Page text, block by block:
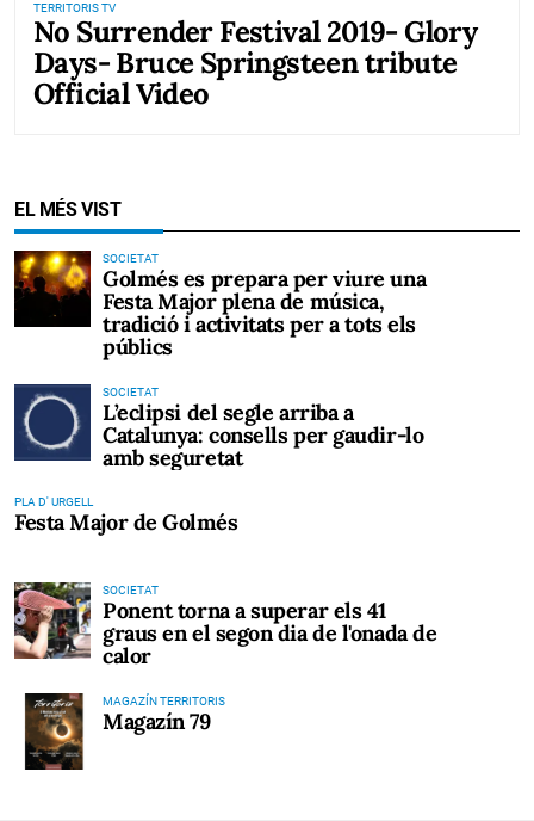
TERRITORIS TV
No Surrender Festival 2019- Glory
Days- Bruce Springsteen tribute
Official Video
EL MÉS VIST
SOCIETAT
Golmés es prepara per viure una
Festa Major plena de música,
tradició i activitats per a tots els
públics
SOCIETAT
L’eclipsi del segle arriba a
Catalunya: consells per gaudir-lo
amb seguretat
PLA D' URGELL
Festa Major de Golmés
SOCIETAT
Ponent torna a superar els 41
graus en el segon dia de l'onada de
calor
MAGAZÍN TERRITORIS
Magazín 79